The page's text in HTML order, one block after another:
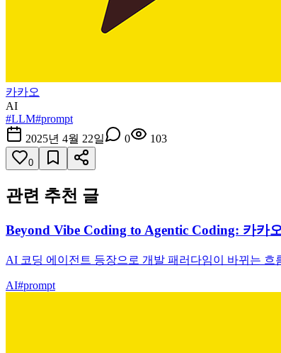
카카오
AI
#LLM#prompt
2025년 4월 22일
0 103
0
관련 추천 글
Beyond Vibe Coding to Agentic Coding: 카카
AI 코딩 에이전트 등장으로 개발 패러다임이 바뀌는
AI#prompt